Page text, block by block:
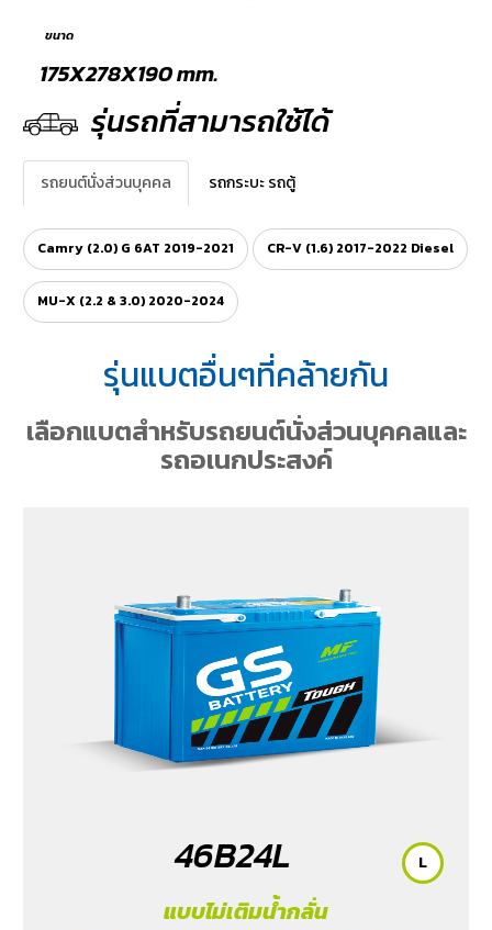
ขนาด
175X278X190 mm.
รุ่นรถที่สามารถใช้ได้
รถยนต์นั่งส่วนบุคคล รถกระบะ รถตู้
Camry (2.0) G 6AT 2019-2021 CR-V (1.6) 2017-2022 Diesel
MU-X (2.2 & 3.0) 2020-2024
รุ่นแบตอื่นๆที่คล้ายกัน
เลือกแบตสำหรับรถยนต์นั่งส่วนบุคคลและ
รถอเนกประสงค์
46B24L
แบบไม่เติมน้ำกลั่น
L